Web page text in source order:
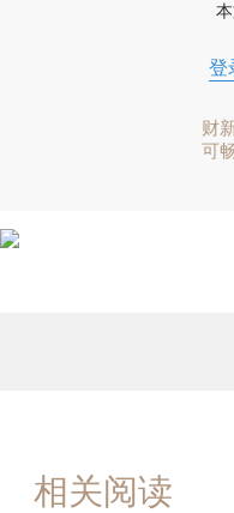
登
财
可
相关阅读